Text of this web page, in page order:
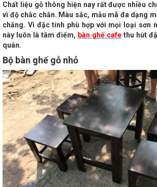
Chất liệu gỗ thông hiện nay rất được nhiều
vì độ chắc chắn. Màu sắc, mẫu mã đa dạng
chăng. Vì đặc tính phù hợp với mọi loại sơn
này luôn là tâm điểm, bàn ghế cafe thu hút
quán.
Bộ bàn ghế gỗ nhỏ